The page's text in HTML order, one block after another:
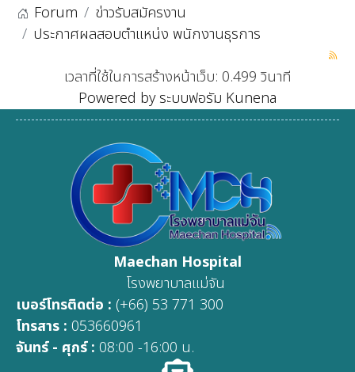
Forum
ข่าวรับสมัครงาน
ประกาศผลสอบตำแหน่ง พนักงานธุรการ
เวลาที่ใช้ในการสร้างหน้าเว็บ: 0.499 วินาที
Powered by ระบบฟอรัม Kunena
Maechan Hospital
โรงพยาบาลแม่จัน
เบอร์โทรติดต่อ : (+66) 53 771 300
โทรสาร : 053660961
จันทร์ - ศุกร์ : 08:00 -16:00 น.